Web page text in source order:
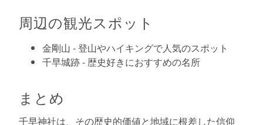
周辺の観光スポット
金剛山 - 登山やハイキングで人気のスポット
千早城跡 - 歴史好きにおすすめの名所
まとめ
千早神社は、その歴史的価値と地域に根差した信仰